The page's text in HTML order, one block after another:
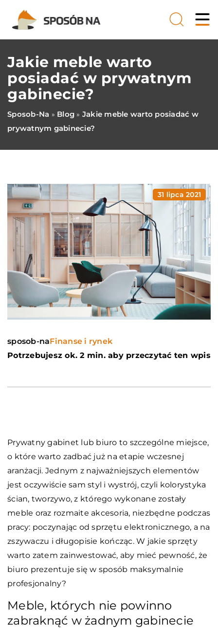
Jakie meble warto
posiadać w prywatnym
gabinecie?
Sposob-Na » Blog » Jakie meble warto posiadać w
prywatnym gabinecie?
31 lipca 2021
sposob-naFinanse i rynek
Potrzebujesz ok. 2 min. aby przeczytać ten wpis
Prywatny gabinet lub biuro to szczególne miejsce,
o które warto zadbać już na etapie wczesnej
aranżacji. Jednym z najważniejszych elementów
jest oczywiście sam styl i wystrój, czyli kolorystyka
ścian, tworzywo, z którego wykonane zostały
meble oraz rozmaite akcesoria, niezbędne podczas
pracy: poczynając od sprzętu elektronicznego, a na
zszywaczu i długopisie kończąc. W jakie sprzęty
warto zatem zainwestować, aby mieć pewność, że
biuro prezentuje się w sposób maksymalnie
profesjonalny?
Meble, których nie powinno
zabraknąć w żadnym gabinecie